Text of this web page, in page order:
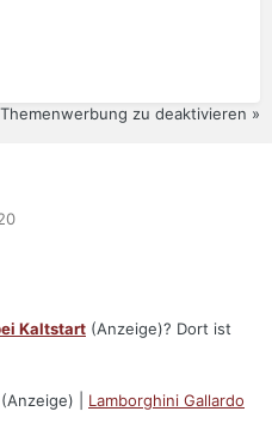
zu deaktivieren »
Kaltstart (Anzeige)? Dort ist
(Anzeige) | Lamborghini Gallardo